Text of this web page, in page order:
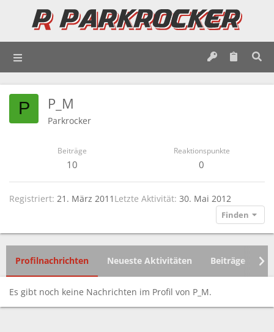
P P_M
Parkrocker
Beiträge
10
Reaktionspunkte
0
Registriert 21. März 2011 Letzte Aktivität 30. Mai 2012
Finden
Profilnachrichten Neueste Aktivitäten Beiträge
Es gibt noch keine Nachrichten im Profil von P_M.